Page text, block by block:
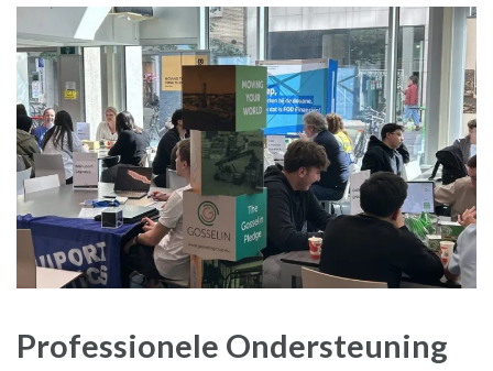
Professionele Ondersteuning